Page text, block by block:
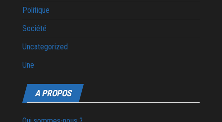
Politique
Société
Uncategorized
Une
A PROPOS